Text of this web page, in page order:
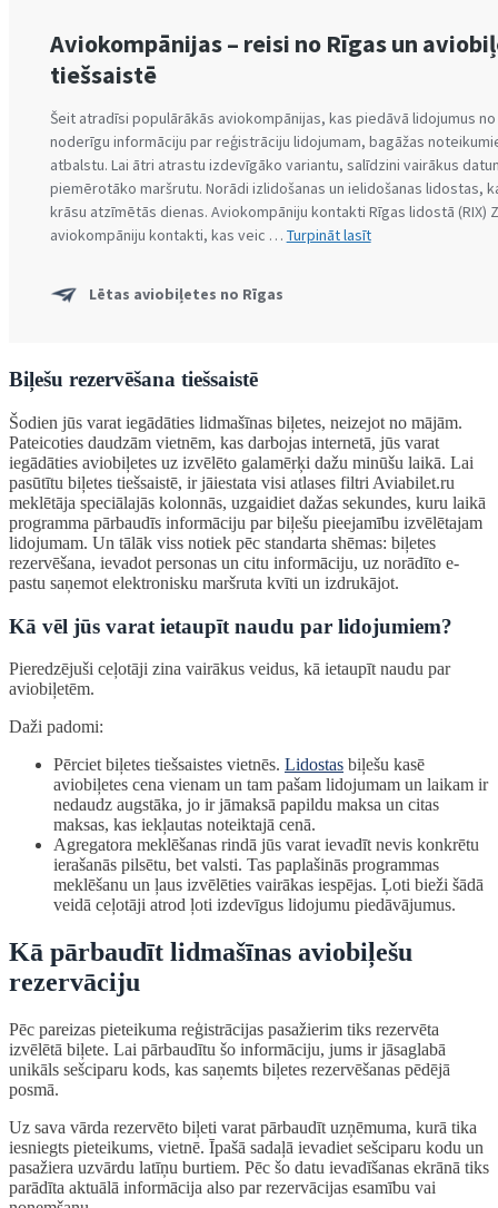
Biļešu rezervēšana tiešsaistē
Šodien jūs varat iegādāties lidmašīnas biļetes, neizejot no mājām.
Pateicoties daudzām vietnēm, kas darbojas internetā, jūs varat
iegādāties aviobiļetes uz izvēlēto galamērķi dažu minūšu laikā. Lai
pasūtītu biļetes tiešsaistē, ir jāiestata visi atlases filtri Aviabilet.ru
meklētāja speciālajās kolonnās, uzgaidiet dažas sekundes, kuru laikā
programma pārbaudīs informāciju par biļešu pieejamību izvēlētajam
lidojumam. Un tālāk viss notiek pēc standarta shēmas: biļetes
rezervēšana, ievadot personas un citu informāciju, uz norādīto e-
pastu saņemot elektronisku maršruta kvīti un izdrukājot.
Kā vēl jūs varat ietaupīt naudu par lidojumiem?
Pieredzējuši ceļotāji zina vairākus veidus, kā ietaupīt naudu par
aviobiļetēm.
Daži padomi:
Pērciet biļetes tiešsaistes vietnēs. Lidostas biļešu kasē
aviobiļetes cena vienam un tam pašam lidojumam un laikam ir
nedaudz augstāka, jo ir jāmaksā papildu maksa un citas
maksas, kas iekļautas noteiktajā cenā.
Agregatora meklēšanas rindā jūs varat ievadīt nevis konkrētu
ierašanās pilsētu, bet valsti. Tas paplašinās programmas
meklēšanu un ļaus izvēlēties vairākas iespējas. Ļoti bieži šādā
veidā ceļotāji atrod ļoti izdevīgus lidojumu piedāvājumus.
Kā pārbaudīt lidmašīnas aviobiļešu
rezervāciju
Pēc pareizas pieteikuma reģistrācijas pasažierim tiks rezervēta
izvēlētā biļete. Lai pārbaudītu šo informāciju, jums ir jāsaglabā
unikāls sešciparu kods, kas saņemts biļetes rezervēšanas pēdējā
posmā.
Uz sava vārda rezervēto biļeti varat pārbaudīt uzņēmuma, kurā tika
iesniegts pieteikums, vietnē. Īpašā sadaļā ievadiet sešciparu kodu un
pasažiera uzvārdu latīņu burtiem. Pēc šo datu ievadīšanas ekrānā tiks
parādīta aktuālā informācija also par rezervācijas esamību vai